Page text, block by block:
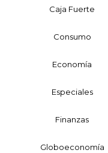
Caja Fuerte
Consumo
Economía
Especiales
Finanzas
Globoeconomía